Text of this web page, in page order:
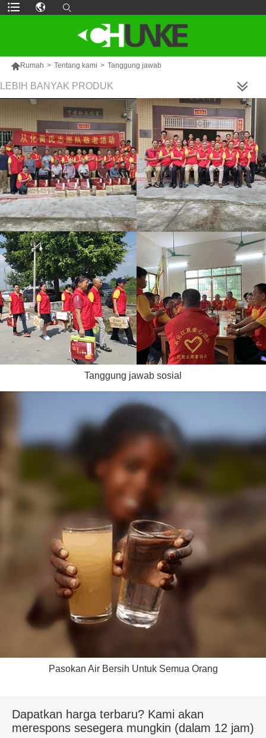
Rumah > Tentang kami > Tanggung jawab
LEBIH BANYAK PRODUK
Tanggung jawab sosial
Pasokan Air Bersih Untuk Semua Orang
Dapatkan harga terbaru? Kami akan
merespons sesegera mungkin (dalam 12 jam)